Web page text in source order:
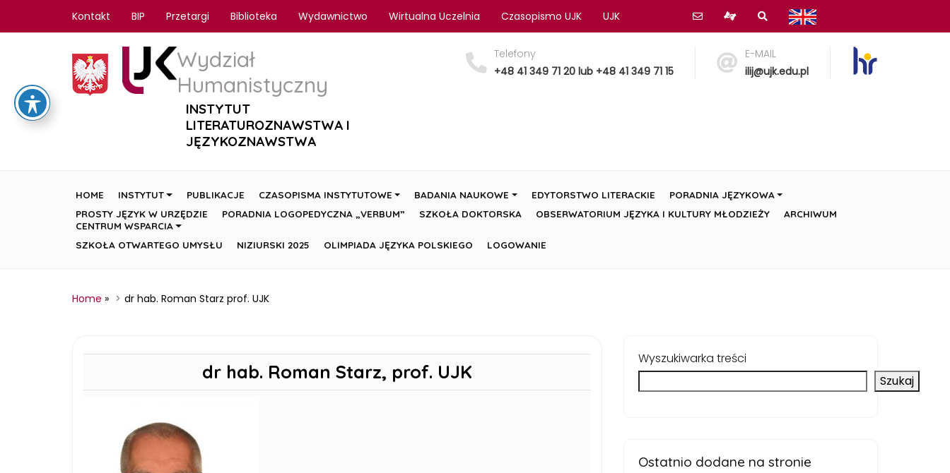
Kontakt BIP Przetargi Biblioteka Wydawnictwo Wirtualna Uczelnia Czasopismo UJK UJK
Wydział
Humanistyczny
INSTYTUT
LITERATUROZNAWSTWA I
JĘZYKOZNAWSTWA
Telefony
+48 41 349 71 20 lub +48 41 349 71 15
E-MAIL
ilij@ujk.edu.pl
HOME INSTYTUT PUBLIKACJE CZASOPISMA INSTYTUTOWE BADANIA NAUKOWE EDYTORSTWO LITERACKIE
PORADNIA JĘZYKOWA
PROSTY JĘZYK W URZĘDZIE
CENTRUM WSPARCIA
PORADNIA LOGOPEDYCZNA „VERBUM” SZKOŁA DOKTORSKA OBSERWATORIUM JĘZYKA I KULTURY MŁODZIEŻY ARCHIWUM
SZKOŁA OTWARTEGO UMYSŁU NIZIURSKI 2025 OLIMPIADA JĘZYKA POLSKIEGO LOGOWANIE
Home » dr hab. Roman Starz prof. UJK
dr hab. Roman Starz, prof. UJK
Wyszukiwarka treści
Szukaj
Ostatnio dodane na stronie